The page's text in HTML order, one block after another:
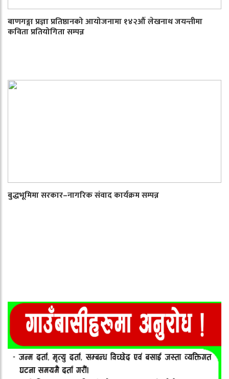
बाणगङ्गा प्रज्ञा प्रतिष्ठानको आयोजनामा १४२औँ लेखनाथ जयन्तीमा
कविता प्रतियोगिता सम्पन्न
बुद्धभूमिमा सरकार–नागरिक संवाद कार्यक्रम सम्पन्न